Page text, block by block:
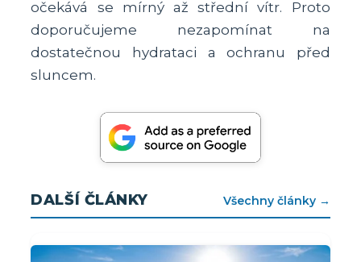
očekává se mírný až střední vítr. Proto
doporučujeme nezapomínat na
dostatečnou hydrataci a ochranu před
sluncem.
DALŠÍ ČLÁNKY Všechny články →